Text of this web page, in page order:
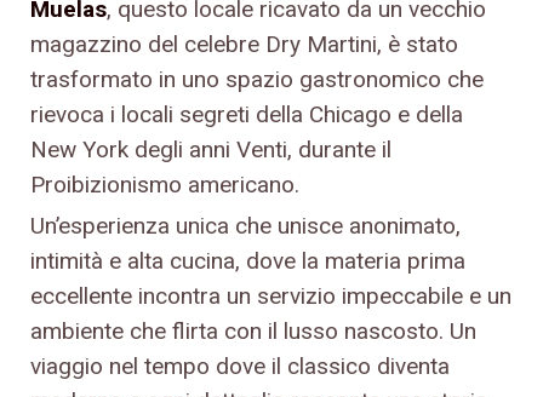
Muelas, questo locale ricavato da un vecchio
magazzino del celebre Dry Martini, è stato
trasformato in uno spazio gastronomico che
rievoca i locali segreti della Chicago e della
New York degli anni Venti, durante il
Proibizionismo americano.
Un’esperienza unica che unisce anonimato,
intimità e alta cucina, dove la materia prima
eccellente incontra un servizio impeccabile e un
ambiente che flirta con il lusso nascosto. Un
viaggio nel tempo dove il classico diventa